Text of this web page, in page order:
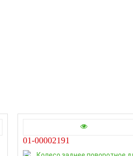
01-00002191